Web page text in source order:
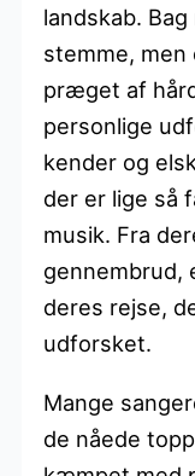
landskab.
stemme,
præget af
personlige
kender og
der er lige så
musik. Fra
gennembrud,
deres rejse,
udforsket.
Mange
de nåede